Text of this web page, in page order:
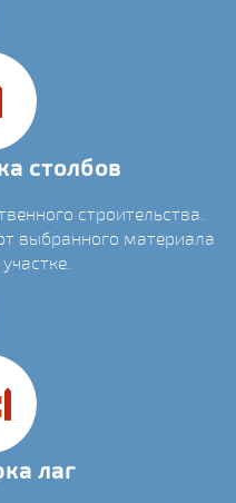
столбов
строительства.
выбранного материала
лаг